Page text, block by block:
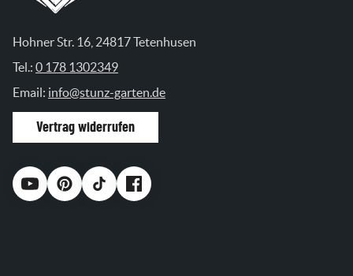
Hohner Str. 16, 24817 Tetenhusen
Tel.: 0 178 1302349
Email: info@stunz-garten.de
Vertrag widerrufen